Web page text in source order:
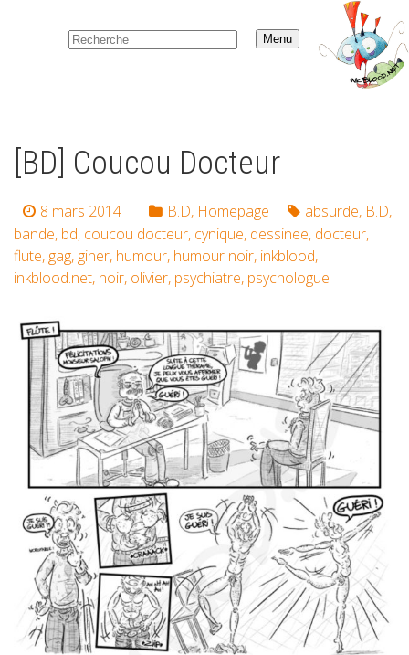
Menu
[BD] Coucou Docteur
8 mars 2014 B.D, Homepage absurde, B.D,
bande, bd, coucou docteur, cynique, dessinee, docteur,
flute, gag, giner, humour, humour noir, inkblood,
inkblood.net, noir, olivier, psychiatre, psychologue